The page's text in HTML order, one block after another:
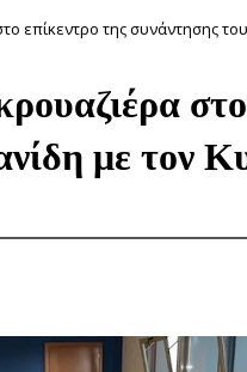
επίκεντρο της συνάντησης
με τον